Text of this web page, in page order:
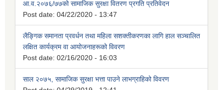
आ.व.२०७६/७७को सामाजिक सुरक्षा वितरण प्रगति प्रतिवेदन
Post date: 04/22/2020 - 13:47
लैङ्गिक समानता प्रवर्धन तथा महिला सशक्तीकरणका लागि हाल सञ्चालित
लक्षित कार्यक्रम वा आयोजनाहरूको विवरण
Post date: 02/16/2020 - 16:03
साल २०७५, सामाजिक सुरक्षा भत्ता पाउने लाभग्राहिको विवरण